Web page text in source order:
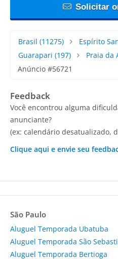
Solicitar
Brasil (11275) Espírito
Guarapari (197) Praia da
Anúncio #56721
Feedback
Você encontrou alguma
anunciante?
(ex: calendário desatualizado,
Clique aqui e envie seu
São Paulo
Aluguel Temporada Ubatuba
Aluguel Temporada São
Aluguel Temporada Bertioga